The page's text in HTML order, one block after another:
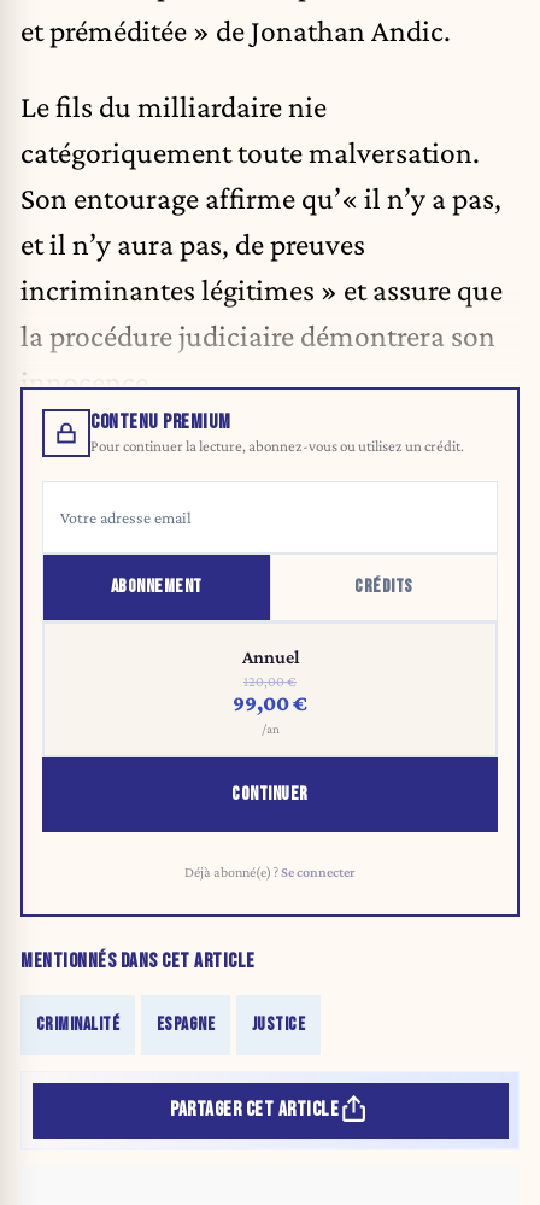
et préméditée » de Jonathan Andic.
Le fils du milliardaire nie
catégoriquement toute malversation.
Son entourage affirme qu’« il n’y a pas,
et il n’y aura pas, de preuves
incriminantes légitimes » et assure que
la procédure judiciaire démontrera son
innocence.
CONTENU PREMIUM
Pour continuer la lecture, abonnez-vous ou utilisez un crédit.
ABONNEMENT CRÉDITS
Annuel
120,00 €
99,00 €
/an
CONTINUER
Déjà abonné(e) ?Se connecter
MENTIONNÉS DANS CET ARTICLE
CRIMINALITÉ ESPAGNE JUSTICE
PARTAGER CET ARTICLE